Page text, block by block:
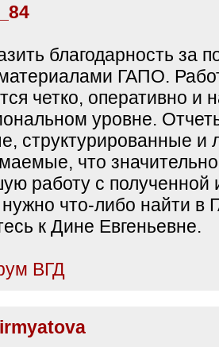
благодарность за
ГАПО.
четко, оперативно и
уровне.
структурированные и
что значительно
работу с
что-либо найти в
к Дине Евгеньевне.
ВГД